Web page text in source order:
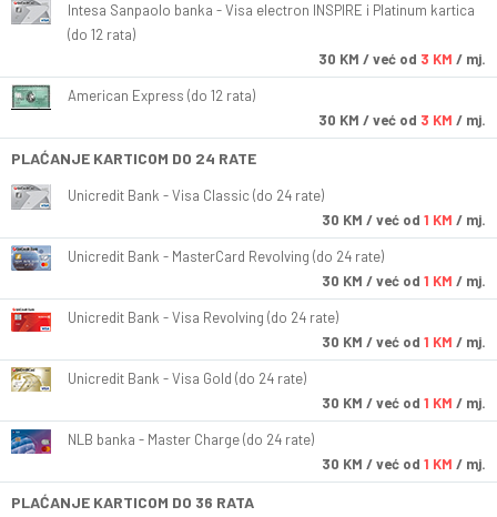
Intesa Sanpaolo banka - Visa electron INSPIRE i Platinum kartica
(do 12 rata)
30 KM / već od 3 KM / mj.
American Express (do 12 rata)
30 KM / već od 3 KM / mj.
PLAĆANJE KARTICOM DO 24 RATE
Unicredit Bank - Visa Classic (do 24 rate)
30 KM / već od 1 KM / mj.
Unicredit Bank - MasterCard Revolving (do 24 rate)
30 KM / već od 1 KM / mj.
Unicredit Bank - Visa Revolving (do 24 rate)
30 KM / već od 1 KM / mj.
Unicredit Bank - Visa Gold (do 24 rate)
30 KM / već od 1 KM / mj.
NLB banka - Master Charge (do 24 rate)
30 KM / već od 1 KM / mj.
PLAĆANJE KARTICOM DO 36 RATA